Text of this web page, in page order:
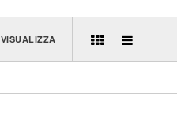
VISUALIZZA